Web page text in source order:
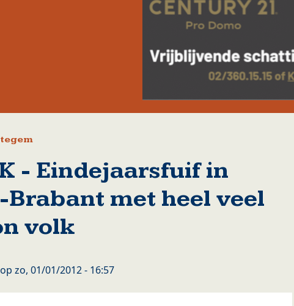
- Eindejaarsfuif in
Brabant met heel veel
volk
zo, 01/01/2012 - 16:57